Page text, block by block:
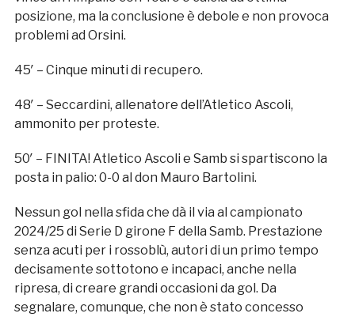
posizione, ma la conclusione è debole e non provoca
problemi ad Orsini.
45′ – Cinque minuti di recupero.
48′ – Seccardini, allenatore dell’Atletico Ascoli,
ammonito per proteste.
50′ – FINITA! Atletico Ascoli e Samb si spartiscono la
posta in palio: 0-0 al don Mauro Bartolini.
Nessun gol nella sfida che dà il via al campionato
2024/25 di Serie D girone F della Samb. Prestazione
senza acuti per i rossoblù, autori di un primo tempo
decisamente sottotono e incapaci, anche nella
ripresa, di creare grandi occasioni da gol. Da
segnalare, comunque, che non è stato concesso